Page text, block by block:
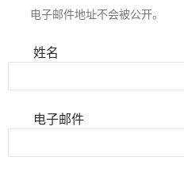
电子邮件地址不会被公开。
姓名
电子邮件